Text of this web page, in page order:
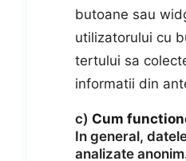
butoane sau
utilizatorului cu
tertului sa
informatii din
c) Cum
In general,
analizate